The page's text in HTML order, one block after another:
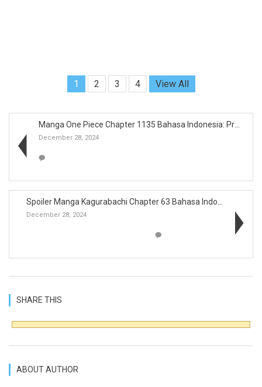
1 2 3 4 View All
December 28, 2024
December 28, 2024
SHARE THIS
ABOUT AUTHOR